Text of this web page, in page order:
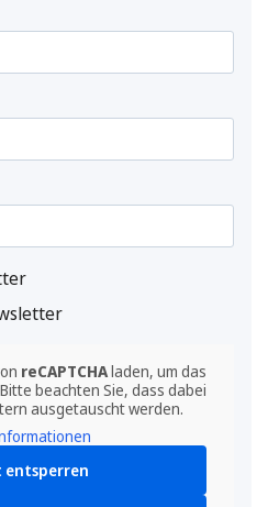
reCAPTCHAladen, um das
beachten Sie, dass dabei
ausgetauscht werden.